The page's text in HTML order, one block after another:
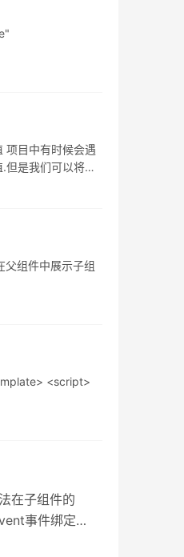
项目中有时候会遇
是我们可以将参
组件中展示子组
<script>
在子组件的
事件绑定